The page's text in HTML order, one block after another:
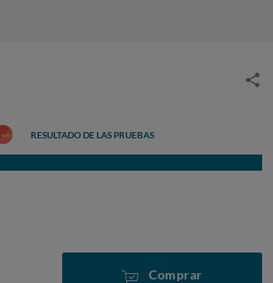
RESULTADO DE LAS PRUEBAS
Comprar